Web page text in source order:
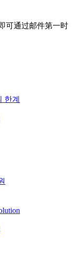
可通过邮件第一时
한계